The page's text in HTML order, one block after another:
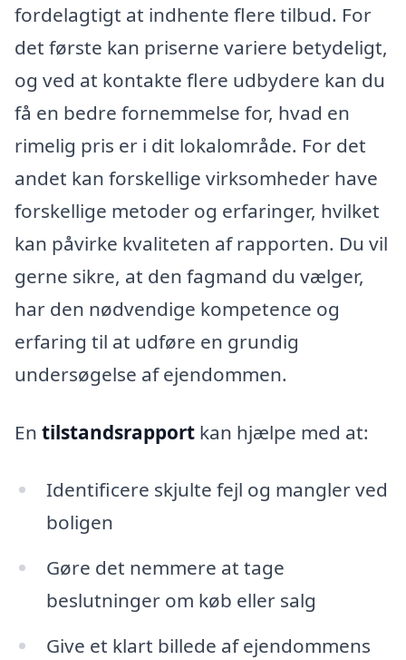
fordelagtigt at indhente flere tilbud. For
det første kan priserne variere betydeligt,
og ved at kontakte flere udbydere kan du
få en bedre fornemmelse for, hvad en
rimelig pris er i dit lokalområde. For det
andet kan forskellige virksomheder have
forskellige metoder og erfaringer, hvilket
kan påvirke kvaliteten af rapporten. Du vil
gerne sikre, at den fagmand du vælger,
har den nødvendige kompetence og
erfaring til at udføre en grundig
undersøgelse af ejendommen.
En tilstandsrapport kan hjælpe med at:
Identificere skjulte fejl og mangler ved
boligen
Gøre det nemmere at tage
beslutninger om køb eller salg
Give et klart billede af ejendommens